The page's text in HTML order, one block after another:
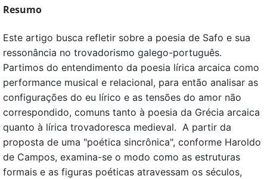
Resumo
Este artigo busca refletir sobre a poesia de Safo e sua
ressonância no trovadorismo galego-português.
Partimos do entendimento da poesia lírica arcaica como
performance musical e relacional, para então analisar as
configurações do eu lírico e as tensões do amor não
correspondido, comuns tanto à poesia da Grécia arcaica
quanto à lírica trovadoresca medieval. A partir da
proposta de uma "poética sincrônica", conforme Haroldo
de Campos, examina-se o modo como as estruturas
formais e as figuras poéticas atravessam os séculos,